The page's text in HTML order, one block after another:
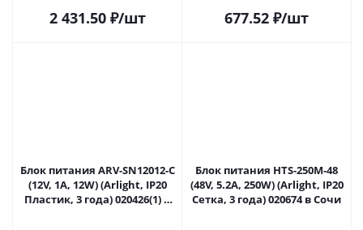
2 431.50₽/шт 677.52 ₽/шт
Блок питания ARV-SN12012-C
(12V, 1A, 12W) (Arlight, IP20
Пластик, 3 года) 020426(1) в
Блок питания HTS-250M-48
(48V, 5.2A, 250W) (Arlight, IP20
Сетка, 3 года) 020674 в Сочи